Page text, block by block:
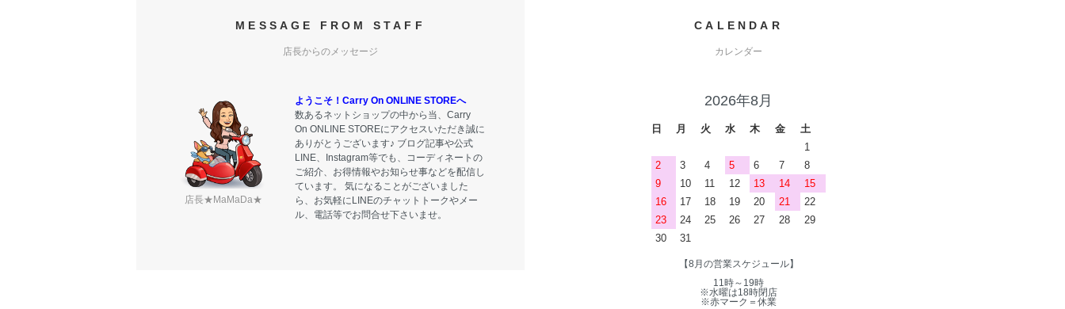
MESSAGE FROM STAFF
店長からのメッセージ
店長★MaMaDa★
ようこそ！Carry On ONLINE STOREへ
数あるネットショップの中から当、Carry
On ONLINE STOREにアクセスいただき誠に
ありがとうございます♪ ブログ記事や公式
LINE、Instagram等でも、コーディネートの
ご紹介、お得情報やお知らせ事などを配信し
ています。 気になることがございました
ら、お気軽にLINEのチャットトークやメー
ル、電話等でお問合せ下さいませ。
CALENDAR
カレンダー
2026年8月
日 月 火 水 木 金
土
1
2
3 4 5 6 7
8
9
10 11 12 13 14
15
16
17 18 19 20 21
22
23
24 25 26 27 28
29
30
31
【8月の営業スケジュール】
11時～19時
※水曜は18時閉店
※赤マーク＝休業